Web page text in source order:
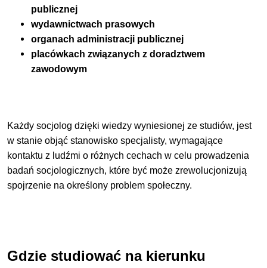
publicznej
wydawnictwach prasowych
organach administracji publicznej
placówkach związanych z doradztwem
zawodowym
Każdy socjolog dzięki wiedzy wyniesionej ze studiów, jest
w stanie objąć stanowisko specjalisty, wymagające
kontaktu z ludźmi o różnych cechach w celu prowadzenia
badań socjologicznych, które być może zrewolucjonizują
spojrzenie na określony problem społeczny.
Gdzie studiować na kierunku